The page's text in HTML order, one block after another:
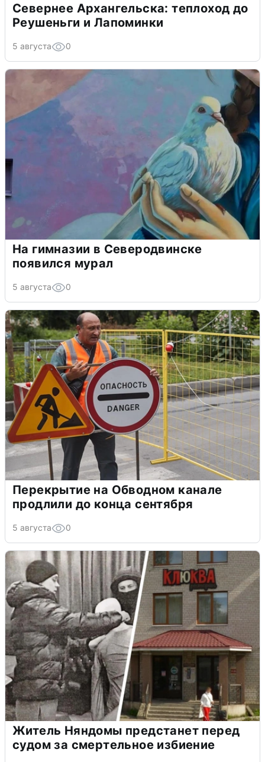
Севернее Архангельска: теплоход до
Реушеньги и Лапоминки
5 августа 0
На гимназии в Северодвинске
появился мурал
5 августа 0
Перекрытие на Обводном канале
продлили до конца сентября
5 августа 0
Житель Няндомы предстанет перед
судом за смертельное избиение